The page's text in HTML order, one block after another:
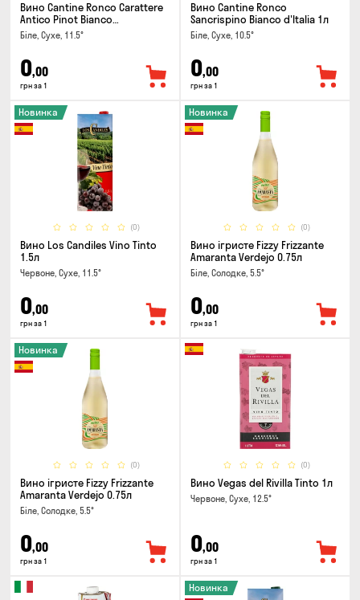
Вино Cantine Ronco Carattere
Antico Pinot Bianco
Chardonnay Rubicone IGT 1л
Біле, Сухе, 11.5°
0,00
грн за 1
Вино Cantine Ronco
Sancrispino Bianco d'Italia 1л
Біле, Сухе, 10.5°
0,00
грн за 1
(0)
Новинка
Вино Los Candiles Vino Tinto
1.5л
Червоне, Сухе, 11.5°
0,00
грн за 1
(0)
Новинка
Вино ігристе Fizzy Frizzante
Amaranta Verdejo 0.75л
Біле, Солодке, 5.5°
0,00
грн за 1
(0)
Новинка
Вино ігристе Fizzy Frizzante
Amaranta Verdejo 0.75л
Біле, Солодке, 5.5°
0,00
грн за 1
(0)
Вино Vegas del Rivilla Tinto 1л
Червоне, Сухе, 12.5°
0,00
грн за 1
Новинка